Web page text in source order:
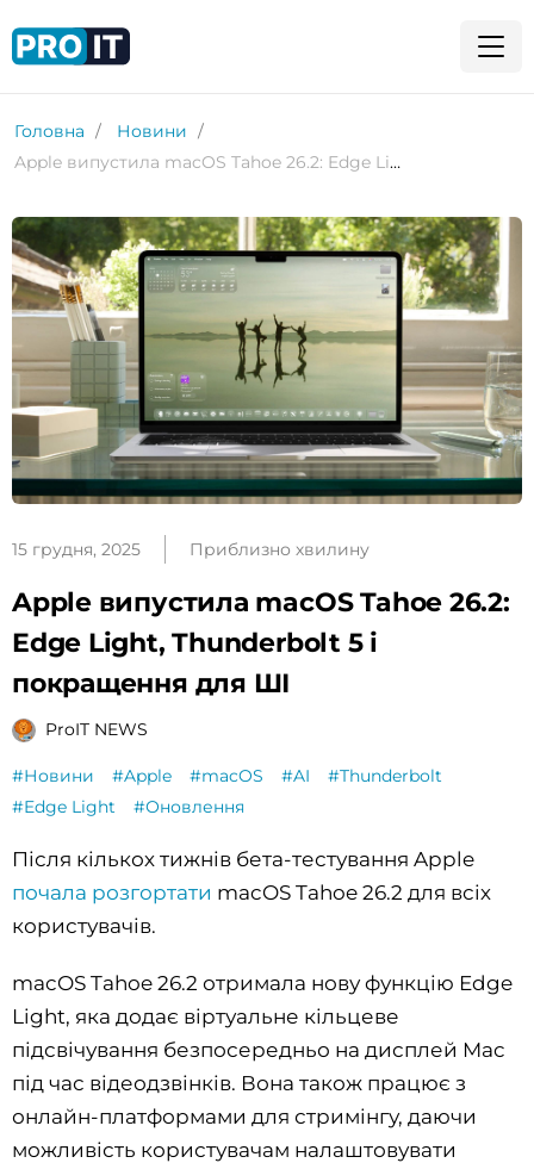
Головна
Новини
Apple випустила macOS Tahoe 26.2: Edge Light, Thunderbolt 5 і покращення для ШІ
15 грудня, 2025 Приблизно хвилину
Apple випустила macOS Tahoe 26.2:
Edge Light, Thunderbolt 5 і
покращення для ШІ
ProIT NEWS
#Новини #Apple #macOS #AI
#Thunderbolt
#Edge Light
#Оновлення
Після кількох тижнів бета-тестування Apple
почала розгортати macOS Tahoe 26.2 для всіх
користувачів.
macOS Tahoe 26.2 отримала нову функцію Edge
Light, яка додає віртуальне кільцеве
підсвічування безпосередньо на дисплей Mac
під час відеодзвінків. Вона також працює з
онлайн-платформами для стримінгу, даючи
можливість користувачам налаштовувати